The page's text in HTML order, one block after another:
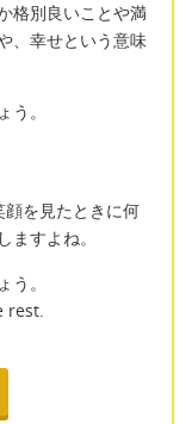
格別良いことや満
、幸せという意味
。
を見たときに何
すよね。
。
rest.